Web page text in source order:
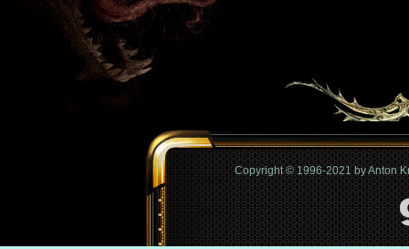
Copyright © 1996-2021 by Anton